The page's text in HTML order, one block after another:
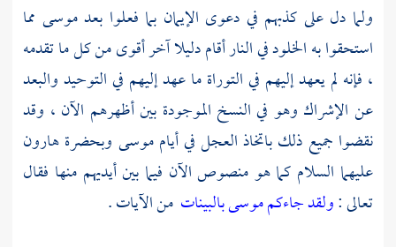
ولما دل على كذبهم في دعوى الإيمان بما فعلوا بعد موسى مما
استحقوا به الخلود في النار أقام دليلا آخر أقوى من كل ما تقدمه
، فإنه لم يعهد إليهم في التوراة ما عهد إليهم في التوحيد والبعد
عن الإشراك وهو في النسخ الموجودة بين أظهرهم الآن ، وقد
نقضوا جميع ذلك باتخاذ العجل في أيام موسى وبحضرة هارون
عليهما السلام كما هو منصوص الآن فيما بين أيديهم منها فقال
تعالى :ولقد جاءكم موسى بالبينات من الآيات .